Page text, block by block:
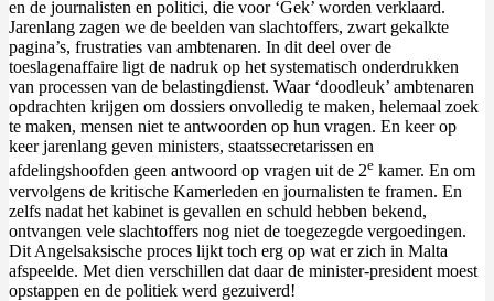
en de journalisten en politici, die voor ‘Gek’ worden verklaard.
Jarenlang zagen we de beelden van slachtoffers, zwart gekalkte
pagina’s, frustraties van ambtenaren. In dit deel over de
toeslagenaffaire ligt de nadruk op het systematisch onderdrukken
van processen van de belastingdienst. Waar ‘doodleuk’ ambtenaren
opdrachten krijgen om dossiers onvolledig te maken, helemaal zoek
te maken, mensen niet te antwoorden op hun vragen. En keer op
keer jarenlang geven ministers, staatssecretarissen en
afdelingshoofden geen antwoord op vragen uit de 2e kamer. En om
vervolgens de kritische Kamerleden en journalisten te framen. En
zelfs nadat het kabinet is gevallen en schuld hebben bekend,
ontvangen vele slachtoffers nog niet de toegezegde vergoedingen.
Dit Angelsaksische proces lijkt toch erg op wat er zich in Malta
afspeelde. Met dien verschillen dat daar de minister-president moest
opstappen en de politiek werd gezuiverd!